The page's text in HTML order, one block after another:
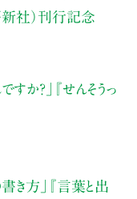
新社）刊行記念
すか？」
『せんそうっ
き方」
『言葉と出